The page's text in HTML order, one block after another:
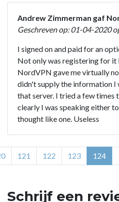
Andrew Zimmerman gaf
Geschreven op: 01-04-2020
I signed on and paid for an
Not only was registering for
NordVPN gave me virtually
didn't supply the information I
that server. I tried a few times
clearly I was speaking either
thought like one. Useless
121 122 123 124
Schrijf een